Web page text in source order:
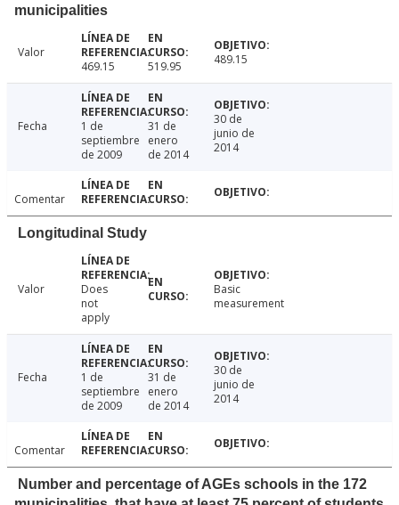
municipalities
Valor
469.15
519.95 489.15
Fecha
1 de
septiembre
de 2009
31 de
enero
de 2014
30 de
junio de
2014
Comentar
Longitudinal Study
Valor
Does
not
apply
Basic
measurement
Fecha
1 de
septiembre
de 2009
31 de
enero
de 2014
30 de
junio de
2014
Comentar
Number and percentage of AGEs schools in the 172